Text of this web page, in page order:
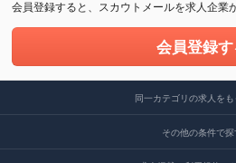
会員登録すると、スカウトメールを求人企業
会員登録す
同一カテゴリの求人をも
その他の条件で探